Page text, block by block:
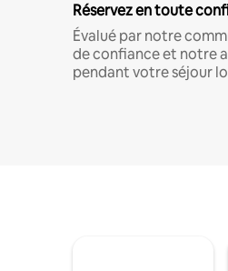
Réservez en toute
Évalué par notre
de confiance et notre
pendant votre séjour